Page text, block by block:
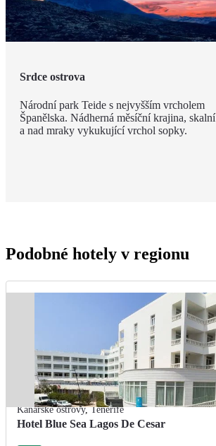
Srdce ostrova
Národní park Teide s nejvyšším vrcholem
Španělska. Nádherná měsíční krajina,
a nad mraky vykukující vrchol sopky.
Podobné hotely v regionu
Kanárské ostrovy,Tenerife
Hotel Blue Sea Lagos De Cesar